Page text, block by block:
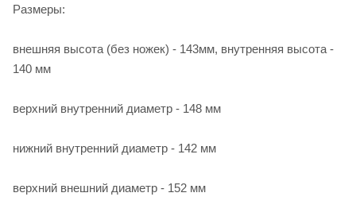
Размеры:
внешняя высота (без ножек) - 143мм, внутренняя высота -
140 мм
верхний внутренний диаметр - 148 мм
нижний внутренний диаметр - 142 мм
верхний внешний диаметр - 152 мм